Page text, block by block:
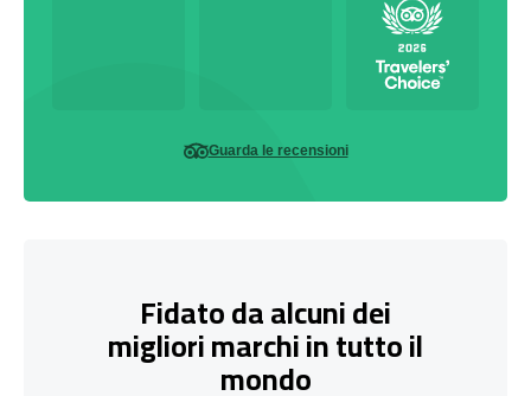
Guarda le recensioni
Fidato da alcuni dei
migliori marchi in tutto il
mondo